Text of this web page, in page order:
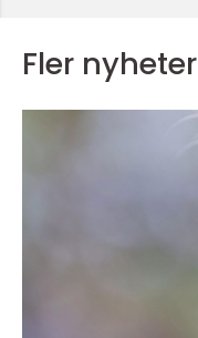
Fler nyheter